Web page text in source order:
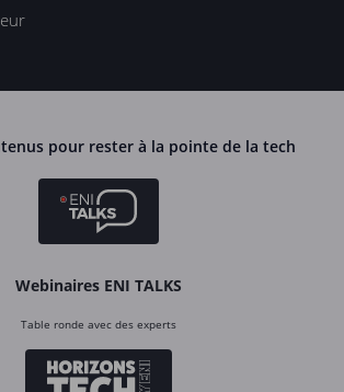
pour rester à la pointe de la tech
Webinaires ENI TALKS
Table ronde avec des experts